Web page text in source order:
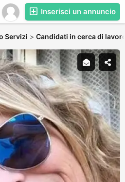
Inserisci un annuncio
Servizi > Candidati in cerca di